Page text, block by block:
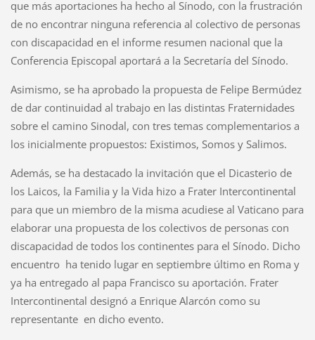
que más aportaciones ha hecho al Sínodo, con la frustración
de no encontrar ninguna referencia al colectivo de personas
con discapacidad en el informe resumen nacional que la
Conferencia Episcopal aportará a la Secretaría del Sínodo.
Asimismo, se ha aprobado la propuesta de Felipe Bermúdez
de dar continuidad al trabajo en las distintas Fraternidades
sobre el camino Sinodal, con tres temas complementarios a
los inicialmente propuestos: Existimos, Somos y Salimos.
Además, se ha destacado la invitación que el Dicasterio de
los Laicos, la Familia y la Vida hizo a Frater Intercontinental
para que un miembro de la misma acudiese al Vaticano para
elaborar una propuesta de los colectivos de personas con
discapacidad de todos los continentes para el Sínodo. Dicho
encuentro ha tenido lugar en septiembre último en Roma y
ya ha entregado al papa Francisco su aportación. Frater
Intercontinental designó a Enrique Alarcón como su
representante en dicho evento.